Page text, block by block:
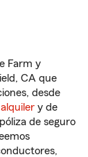
Farm y
CA que
desde
y de
de seguro